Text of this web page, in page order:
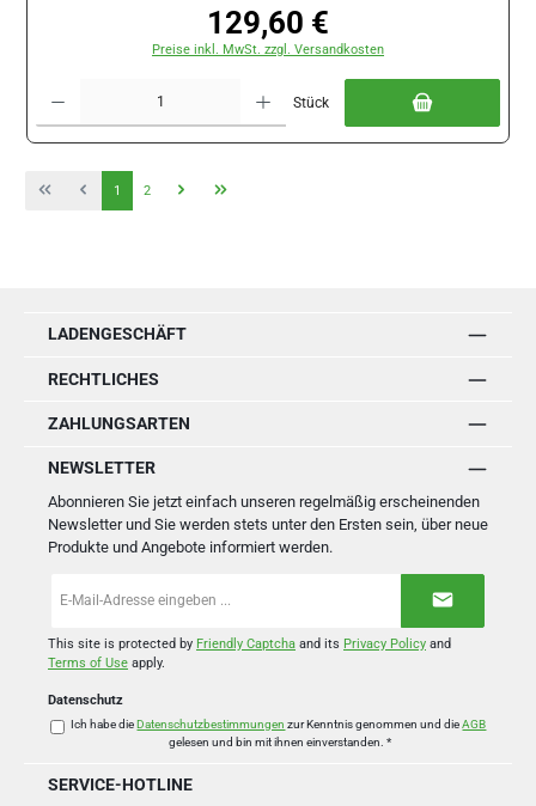
Regulärer Preis:
129,60 €
Preise inkl. MwSt. zzgl. Versandkosten
Stück
Seite
1 Seite
2
LADENGESCHÄFT
RECHTLICHES
ZAHLUNGSARTEN
NEWSLETTER
Abonnieren Sie jetzt einfach unseren regelmäßig erscheinenden
Newsletter und Sie werden stets unter den Ersten sein, über neue
Produkte und Angebote informiert werden.
Mail-
*
This site is protected by Friendly Captcha and its Privacy Policy and
Terms of Use apply.
Datenschutz
Ich habe dieDatenschutzbestimmungen zur Kenntnis genommen und dieAGB
gelesen und bin mit ihnen einverstanden. *
SERVICE-HOTLINE